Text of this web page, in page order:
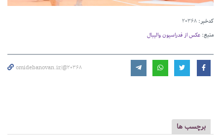
کدخبر: 20368
منبع: عکس از فدراسیون والیبال
omidebanovan.ir/@20368
برچسب ها